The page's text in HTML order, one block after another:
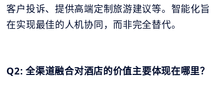
客户投诉、提供高端定制旅游建议等。智能化旨
在实现最佳的人机协同，而非完全替代。
Q2: 全渠道融合对酒店的价值主要体现在哪里？